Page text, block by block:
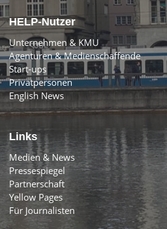
HELP-Nutzer
Unternehmen & KMU
Agenturen & Medienschaffende
Start-ups
Privatpersonen
English News
Links
Medien & News
Pressespiegel
Partnerschaft
Yellow Pages
Für Journalisten